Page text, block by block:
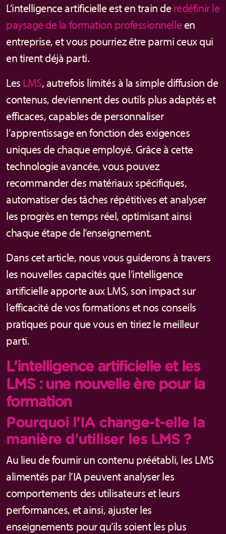
L’intelligence artificielle est en train deredéfinir le
paysage de la formation professionnelleen
entreprise, et vous pourriez être parmi ceux qui
en tirent déjà parti.
Les LMS, autrefois limités à la simple diffusion de
contenus, deviennent des outils plus adaptés et
efficaces, capables de personnaliser
l’apprentissage en fonction des exigences
uniques de chaque employé. Grâce à cette
technologie avancée, vous pouvez
recommander des matériaux spécifiques,
automatiser des tâches répétitives et analyser
les progrès en temps réel, optimisant ainsi
chaque étape de l’enseignement.
Dans cet article, nous vous guiderons à travers
les nouvelles capacités que l’intelligence
artificielle apporte aux LMS, son impact sur
l’efficacité de vos formations et nos conseils
pratiques pour que vous en tiriez le meilleur
parti.
L’intelligence artificielle et les
LMS : une nouvelle ère pour la
formation
Pourquoi l’IA change-t-elle la
manière d’utiliser les LMS ?
Au lieu de fournir un contenu préétabli, les LMS
alimentés par l’IA peuvent analyser les
comportements des utilisateurs et leurs
performances, et ainsi, ajuster les
enseignements pour qu’ils soient les plus